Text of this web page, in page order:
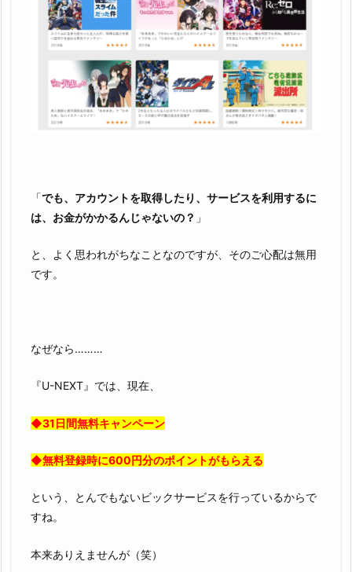
「でも、アカウントを取得したり、サービスを利用するに
は、お金がかかるんじゃないの？ 」
と、よく思われがちなことなのですが、そのご心配は無用
です。
なぜなら………
『U-NEXT』では、現在、
◆31日間無料キャンペーン
◆無料登録時に600円分のポイントがもらえる
という、とんでもないビックサービスを行っているからで
すね。
本来ありえませんが（笑）